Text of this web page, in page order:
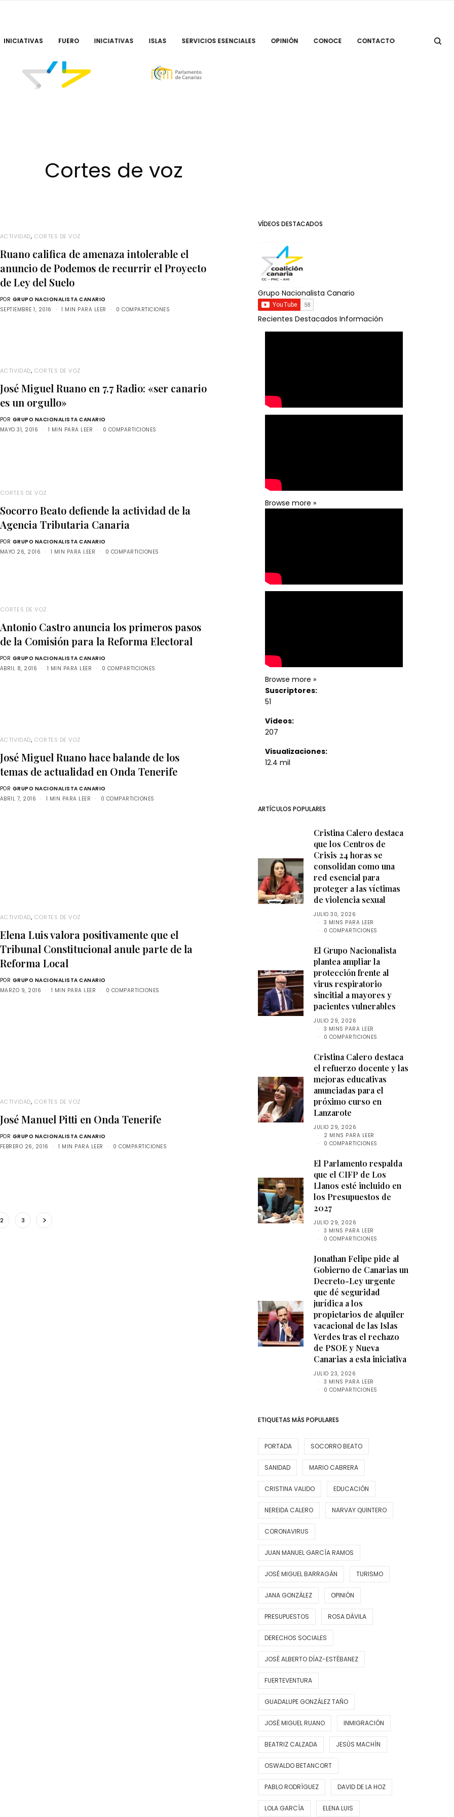
INICIATIVAS FUERO INICIATIVAS ISLAS SERVICIOS ESENCIALES OPINIÓN CONOCE CONTACTO
Cortes de voz
ACTIVIDAD, CORTES DE VOZ
Ruano califica de amenaza intolerable el
anuncio de Podemos de recurrir el Proyecto
de Ley del Suelo
POR GRUPO NACIONALISTA CANARIO
SEPTIEMBRE 1, 2016
1 MIN PARA LEER 0 COMPARTICIONES
ACTIVIDAD, CORTES DE VOZ
José Miguel Ruano en 7.7 Radio: «ser canario
es un orgullo»
POR GRUPO NACIONALISTA CANARIO
MAYO 31, 2016
1 MIN PARA LEER 0 COMPARTICIONES
CORTES DE VOZ
Socorro Beato defiende la actividad de la
Agencia Tributaria Canaria
POR GRUPO NACIONALISTA CANARIO
MAYO 26, 2016
1 MIN PARA LEER 0 COMPARTICIONES
CORTES DE VOZ
Antonio Castro anuncia los primeros pasos
de la Comisión para la Reforma Electoral
POR GRUPO NACIONALISTA CANARIO
ABRIL 8, 2016
1 MIN PARA LEER 0 COMPARTICIONES
ACTIVIDAD, CORTES DE VOZ
José Miguel Ruano hace balande de los
temas de actualidad en Onda Tenerife
POR GRUPO NACIONALISTA CANARIO
ABRIL 7, 2016
1 MIN PARA LEER 0 COMPARTICIONES
ACTIVIDAD, CORTES DE VOZ
Elena Luis valora positivamente que el
Tribunal Constitucional anule parte de la
Reforma Local
POR GRUPO NACIONALISTA CANARIO
MARZO 9, 2016
1 MIN PARA LEER 0 COMPARTICIONES
ACTIVIDAD, CORTES DE VOZ
José Manuel Pitti en Onda Tenerife
POR GRUPO NACIONALISTA CANARIO
FEBRERO 26, 2016
1 MIN PARA LEER 0 COMPARTICIONES
2 3
VÍDEOS DESTACADOS
Grupo Nacionalista Canario
Recientes Destacados Información
Browse more »
Browse more »
Suscriptores:
51
Vídeos:
207
Visualizaciones:
12.4 mil
ARTÍCULOS POPULARES
Cristina Calero destaca
que los Centros de
Crisis 24 horas se
consolidan como una
red esencial para
proteger a las víctimas
de violencia sexual
JULIO 30, 2026
3 MINS PARA LEER
0 COMPARTICIONES
El Grupo Nacionalista
plantea ampliar la
protección frente al
virus respiratorio
sincitial a mayores y
pacientes vulnerables
JULIO 29, 2026
3 MINS PARA LEER
0 COMPARTICIONES
Cristina Calero destaca
el refuerzo docente y las
mejoras educativas
anunciadas para el
próximo curso en
Lanzarote
JULIO 29, 2026
2 MINS PARA LEER
0 COMPARTICIONES
El Parlamento respalda
que el CIFP de Los
Llanos esté incluido en
los Presupuestos de
2027
JULIO 29, 2026
3 MINS PARA LEER
0 COMPARTICIONES
Jonathan Felipe pide al
Gobierno de Canarias un
Decreto-Ley urgente
que dé seguridad
jurídica a los
propietarios de alquiler
vacacional de las Islas
Verdes tras el rechazo
de PSOE y Nueva
Canarias a esta iniciativa
JULIO 23, 2026
3 MINS PARA LEER
0 COMPARTICIONES
ETIQUETAS MÁS POPULARES
PORTADA SOCORRO BEATO
SANIDAD MARIO CABRERA
CRISTINA VALIDO EDUCACIÓN
NEREIDA CALERO NARVAY QUINTERO
CORONAVIRUS
JUAN MANUEL GARCÍA RAMOS
JOSÉ MIGUEL BARRAGÁN TURISMO
JANA GONZÁLEZ OPINIÓN
PRESUPUESTOS ROSA DÁVILA
DERECHOS SOCIALES
JOSÉ ALBERTO DÍAZ-ESTÉBANEZ
FUERTEVENTURA
GUADALUPE GONZÁLEZ TAÑO
JOSÉ MIGUEL RUANO INMIGRACIÓN
BEATRIZ CALZADA JESÚS MACHÍN
OSWALDO BETANCORT
PABLO RODRÍGUEZ DAVID DE LA HOZ
LOLA GARCÍA ELENA LUIS